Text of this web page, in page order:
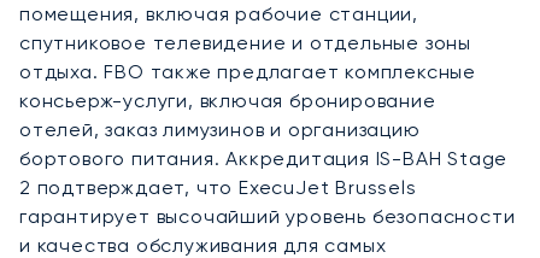
помещения, включая рабочие станции,
спутниковое телевидение и отдельные зоны
отдыха. FBO также предлагает комплексные
консьерж-услуги, включая бронирование
отелей, заказ лимузинов и организацию
бортового питания. Аккредитация IS-BAH Stage
2 подтверждает, что ExecuJet Brussels
гарантирует высочайший уровень безопасности
и качества обслуживания для самых